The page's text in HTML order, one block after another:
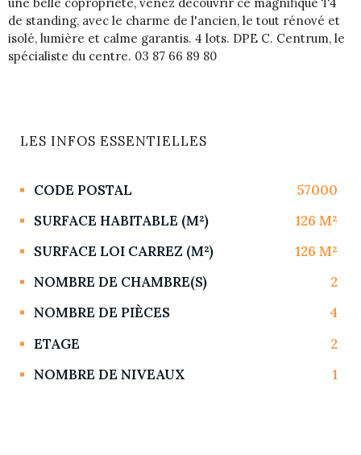
de standing, avec le charme de l'ancien, le tout rénové et
isolé, lumière et calme garantis. 4 lots. DPE C. Centrum, le
spécialiste du centre. 03 87 66 89 80
LES INFOS ESSENTIELLES
Caractérisque Valeurs
CODE POSTAL
57000
SURFACE HABITABLE (M²)
126 M²
SURFACE LOI CARREZ (M²)
126 M²
NOMBRE DE CHAMBRE(S)
2
NOMBRE DE PIÈCES
4
ETAGE
2
NOMBRE DE NIVEAUX
1